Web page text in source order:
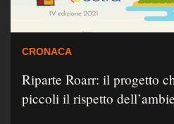
CRONACA
Riparte Roarr: il progetto
piccoli il rispetto